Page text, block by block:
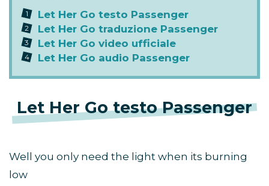
Let Her Go testo Passenger
Let Her Go traduzione Passenger
Let Her Go video ufficiale
Let Her Go audio Passenger
Let Her Go testo Passenger
Well you only need the light when its burning
low